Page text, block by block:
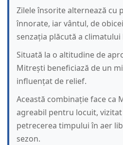
Zilele însorite alternează cu
înnorate, iar vântul, de
senzația plăcută a climatului
Situată la o altitudine de
Mitrești beneficiază de un
influențat de relief.
Această combinație face ca
agreabil pentru locuit,
petrecerea timpului în aer
sezon.